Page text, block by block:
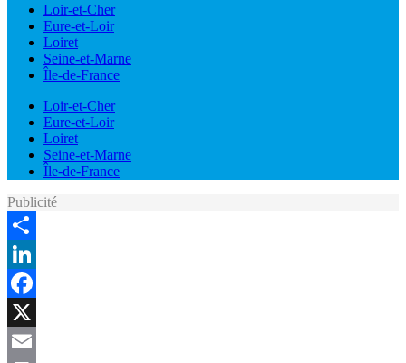
Loir-et-Cher
Eure-et-Loir
Loiret
Seine-et-Marne
Île-de-France
Loir-et-Cher
Eure-et-Loir
Loiret
Seine-et-Marne
Île-de-France
Publicité
Share
LinkedIn
Facebook
X